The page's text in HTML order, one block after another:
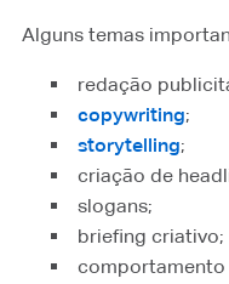
Alguns temas
redação
copywriting⁠;
storytelling⁠;
criação de
slogans;
briefing criativo;